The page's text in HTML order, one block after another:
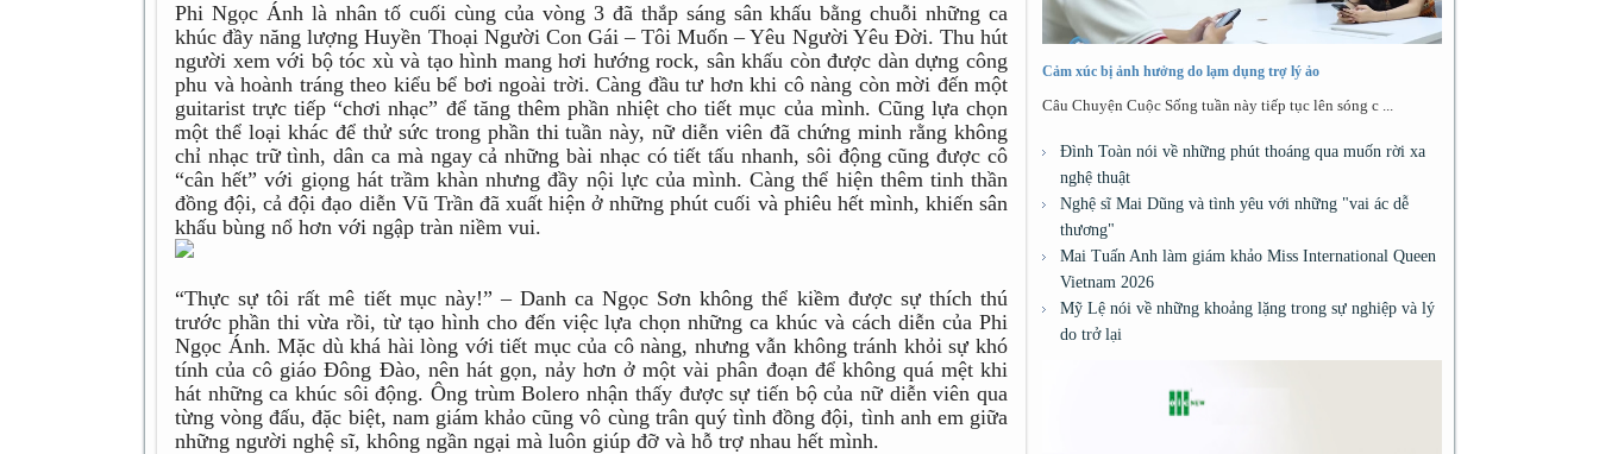
Phi Ngọc Ánh là nhân tố cuối cùng của vòng 3 đã thắp sáng sân khấu bằng chuỗi những ca
khúc đầy năng lượng Huyền Thoại Người Con Gái – Tôi Muốn – Yêu Người Yêu Đời. Thu hút
người xem với bộ tóc xù và tạo hình mang hơi hướng rock, sân khấu còn được dàn dựng công
phu và hoành tráng theo kiểu bể bơi ngoài trời. Càng đầu tư hơn khi cô nàng còn mời đến một
guitarist trực tiếp “chơi nhạc” để tăng thêm phần nhiệt cho tiết mục của mình. Cũng lựa chọn
một thể loại khác để thử sức trong phần thi tuần này, nữ diễn viên đã chứng minh rằng không
chỉ nhạc trữ tình, dân ca mà ngay cả những bài nhạc có tiết tấu nhanh, sôi động cũng được cô
“cân hết” với giọng hát trầm khàn nhưng đầy nội lực của mình. Càng thể hiện thêm tinh thần
đồng đội, cả đội đạo diễn Vũ Trần đã xuất hiện ở những phút cuối và phiêu hết mình, khiến sân
khấu bùng nổ hơn với ngập tràn niềm vui.
“Thực sự tôi rất mê tiết mục này!” – Danh ca Ngọc Sơn không thể kiềm được sự thích thú
trước phần thi vừa rồi, từ tạo hình cho đến việc lựa chọn những ca khúc và cách diễn của Phi
Ngọc Ánh. Mặc dù khá hài lòng với tiết mục của cô nàng, nhưng vẫn không tránh khỏi sự khó
tính của cô giáo Đông Đào, nên hát gọn, nảy hơn ở một vài phân đoạn để không quá mệt khi
hát những ca khúc sôi động. Ông trùm Bolero nhận thấy được sự tiến bộ của nữ diễn viên qua
từng vòng đấu, đặc biệt, nam giám khảo cũng vô cùng trân quý tình đồng đội, tình anh em giữa
những người nghệ sĩ, không ngần ngại mà luôn giúp đỡ và hỗ trợ nhau hết mình.
Cảm xúc bị ảnh hưởng do lạm dụng trợ lý ảo
Câu Chuyện Cuộc Sống tuần này tiếp tục lên sóng c ...
Đình Toàn nói về những phút thoáng qua muốn rời xa
nghệ thuật
Nghệ sĩ Mai Dũng và tình yêu với những "vai ác dễ
thương"
Mai Tuấn Anh làm giám khảo Miss International Queen
Vietnam 2026
Mỹ Lệ nói về những khoảng lặng trong sự nghiệp và lý
do trở lại